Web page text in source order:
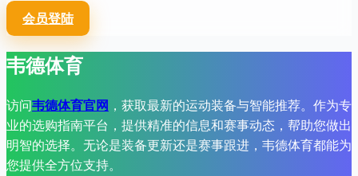
会员登陆
韦德体育
访问韦德体育官网 ，获取最新的运动装备与智能推荐。作为专
业的选购指南平台，提供精准的信息和赛事动态，帮助您做出
明智的选择。无论是装备更新还是赛事跟进，韦德体育都能为
您提供全方位支持。